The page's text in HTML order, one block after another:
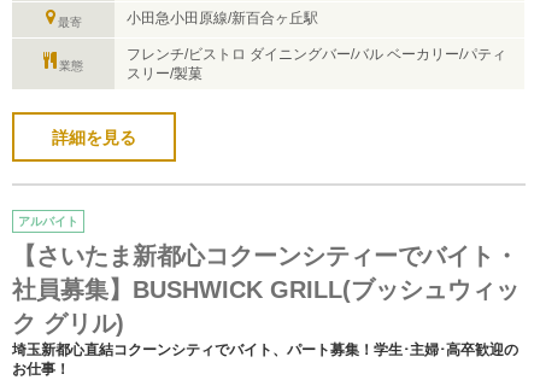
最寄 小田急小田原線/新百合ヶ丘駅
業態
フレンチ/ビストロ ダイニングバー/バル ベーカリー/パティ
スリー/製菓
詳細を見る
アルバイト
【さいたま新都心コクーンシティーでバイト・
社員募集】BUSHWICK GRILL(ブッシュウィッ
ク グリル)
埼玉新都心直結コクーンシティでバイト、パート募集！学生･主婦･高卒歓迎の
お仕事！